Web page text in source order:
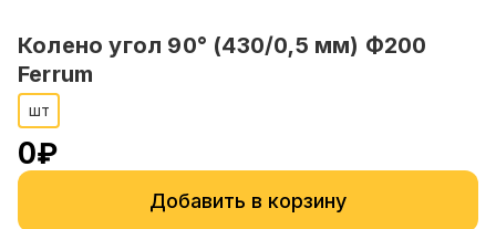
Колено угол 90° (430/0,5 мм) Ф200
Ferrum
шт
0₽
Добавить в корзину